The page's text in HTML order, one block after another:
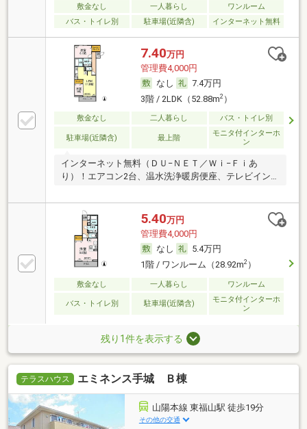
敷金なし 一人暮らし
ワンルーム
バス・トイレ別
駐車場(近隣含) インターネット無料
7.40万円
管理費4,000円
なし
7.4万円
3階 / 2LDK（52.88m2）
敷金なし 二人暮らし バス・トイレ別
駐車場(近隣含) 最上階
モニタ付インターホ
ン
インターネット無料（ＤＵ−ＮＥＴ／Ｗｉ−Ｆｉあ
り）！エアコン2台、温水洗浄暖房便座、テレビイン
5.40万円
管理費4,000円
なし
5.4万円
1階 / ワンルーム（28.92m2）
敷金なし 一人暮らし ワンルーム
バス・トイレ別 駐車場(近隣含)
モニタ付インターホ
ン
残り1件を表示する
テラスハウス エミネンス手城 Ｂ棟
山陽本線 東福山駅 徒歩19分
その他の交通